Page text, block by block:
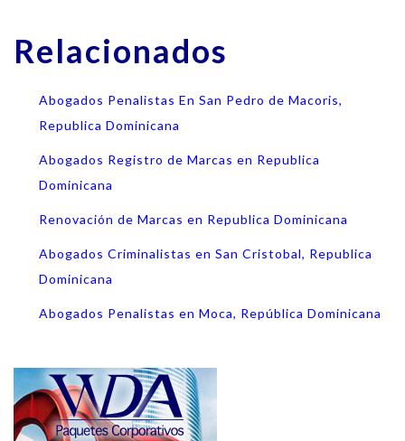
Relacionados
Abogados Penalistas En San Pedro de Macoris,
Republica Dominicana
Abogados Registro de Marcas en Republica
Dominicana
Renovación de Marcas en Republica Dominicana
Abogados Criminalistas en San Cristobal, Republica
Dominicana
Abogados Penalistas en Moca, República Dominicana